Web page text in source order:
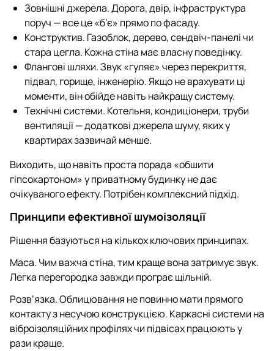
Зовнішні джерела. Дорога, двір, інфраструктура
поруч — все це «б’є» прямо по фасаду.
Конструктив. Газоблок, дерево, сендвіч-панелі чи
стара цегла. Кожна стіна має власну поведінку.
Флангові шляхи. Звук «гуляє» через перекриття,
підвал, горище, інженерію. Якщо не врахувати ці
моменти, він обійде навіть найкращу систему.
Технічні системи. Котельня, кондиціонери, труби
вентиляції — додаткові джерела шуму, яких у
квартирах зазвичай менше.
Виходить, що навіть проста порада «обшити
гіпсокартоном» у приватному будинку не дає
очікуваного ефекту. Потрібен комплексний підхід.
Принципи ефективної шумоізоляції
Рішення базуються на кількох ключових принципах.
Маса. Чим важча стіна, тим краще вона затримує звук.
Легка перегородка завжди програє щільній.
Розв’язка. Облицювання не повинно мати прямого
контакту з несучою конструкцією. Каркасні системи на
віброізоляційних профілях чи підвісах працюють у
рази краще.